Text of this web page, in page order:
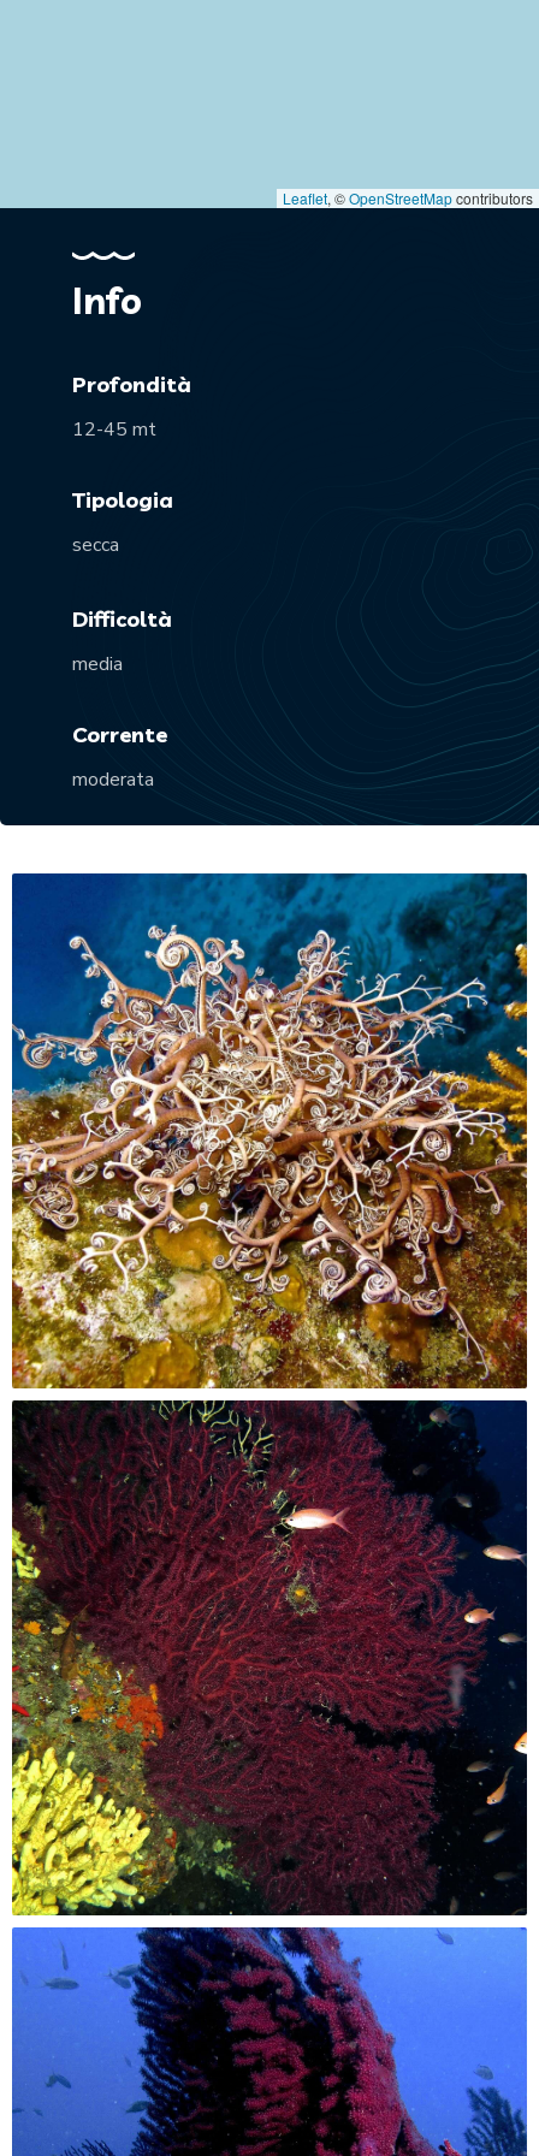
Leaflet, ©OpenStreetMapcontributors
Info
Profondità
12-45 mt
Tipologia
secca
Difficoltà
media
Corrente
moderata